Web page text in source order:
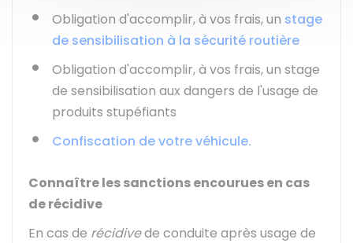
Obligation d'accomplir, à vos frais, un stage
de sensibilisation à la sécurité routière
Obligation d'accomplir, à vos frais, un stage
de sensibilisation aux dangers de l'usage de
produits stupéfiants
Confiscation de votre véhicule.
Connaître les sanctions encourues en cas
de récidive
En cas de récidivede conduite après usage de